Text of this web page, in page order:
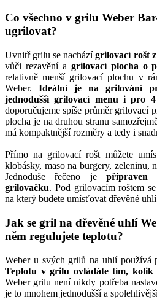
Co všechno v grilu Weber
ugrilovat?
Uvnitř grilu se nacházígrilovací rošt
vůči rezavění a grilovací plocha o
relativně menší grilovací plochu v
Weber. Ideální je na grilování
jednodušší grilovací menu i pro
doporučujeme spíše průměr grilovací
plocha je na druhou stranu
má kompaktnější rozměry a tedy i
Přímo na grilovací rošt můžete
klobásky, maso na burgery, zeleninu,
Jednoduše řečeno je připraven
grilovačku. Pod grilovacím roštem
na který budete umísťovat dřevěné
Jak se gril na dřevěné uhlí
něm regulujete teplotu?
Weber u svých grilů na uhlí používá
Teplotu v grilu ovládáte tím, kolik
Weber grilu není nikdy potřeba
je to mnohem jednodušší a